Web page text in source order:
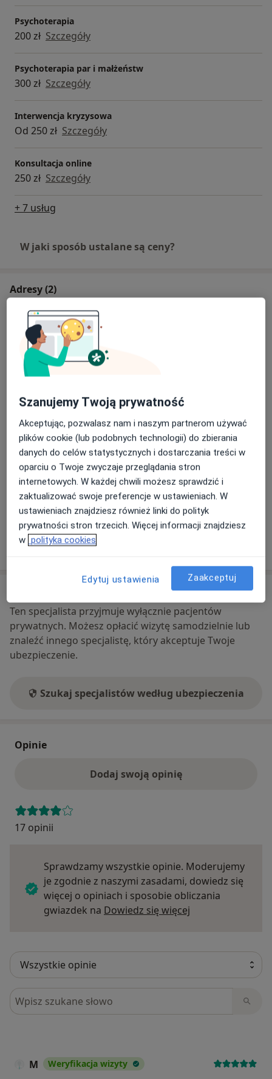
Psychoterapia
200 zł Szczegóły
Psychoterapia par i małżeństw
300 zł Szczegóły
Interwencja kryzysowa
Od 250 zł Szczegóły
Konsultacja online
250 zł Szczegóły
+ 7 usług
W jaki sposób ustalane są ceny?
Adresy (2)
Adres Online
Anna Pasierbek EoGenere - Pracownia
Psychoterapii i Psychoedukacji
Norberta Barlickiego 15/29, 34-300
Powiększ mapę
otwiera się w nowej karcie
Dostępność
W tym gabinecie nie można umawiać wizyt przez
internet
Co mam zrobić w tej sytuacji?
Ubezpieczenia - brak akceptowanych
Ten specjalista przyjmuje wyłącznie pacjentów
prywatnych. Możesz opłacić wizytę samodzielnie lub
znaleźć innego specjalistę, który akceptuje Twoje
ubezpieczenie.
Szukaj specjalistów według ubezpieczenia
Opinie
Dodaj swoją opinię
17 opinii
Sprawdzamy wszystkie opinie. Moderujemy
je zgodnie z naszymi zasadami, dowiedz się
więcej o opiniach i sposobie obliczania
gwiazdek na Dowiedz się więcej
Szukaj w opiniach
M Weryfikacja wizyty
Szanujemy Twoją prywatność
Akceptując, pozwalasz nam i naszym partnerom używać
plików cookie (lub podobnych technologii) do zbierania
danych do celów statystycznych i dostarczania treści w
oparciu o Twoje zwyczaje przeglądania stron
internetowych. W każdej chwili możesz sprawdzić i
zaktualizować swoje preferencje w ustawieniach. W
ustawieniach znajdziesz również linki do polityk
prywatności stron trzecich. Więcej informacji znajdziesz
w polityka cookies
Edytuj ustawienia Zaakceptuj